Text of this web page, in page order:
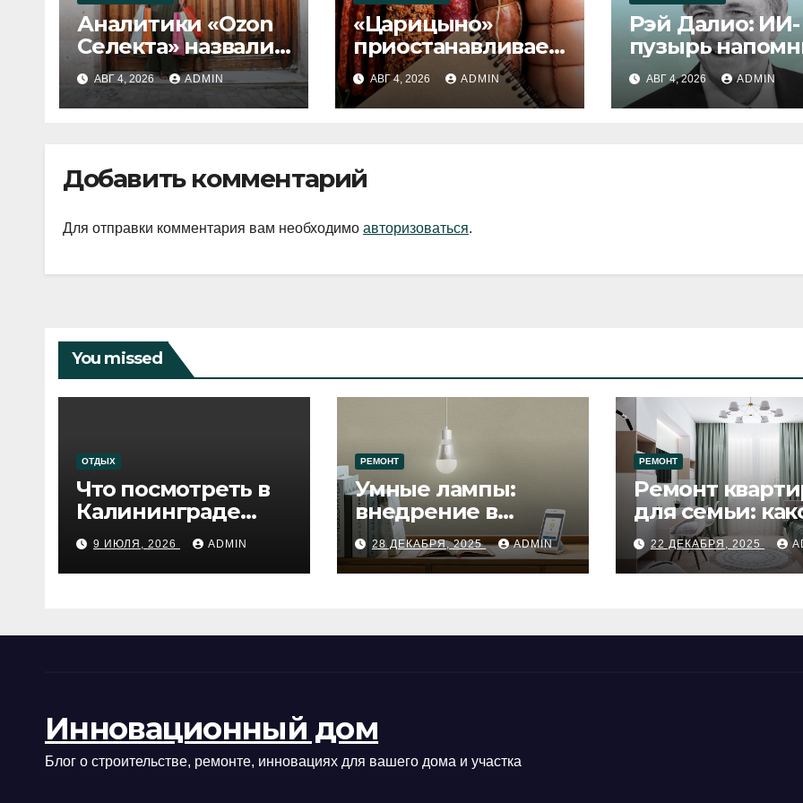
Аналитики «Ozon
Селекта» назвали
fashion-тренды
2026 года
АВГ 4, 2026 ADMIN
«Царицыно»
приостанавливает
выпуск продукции
АВГ 4, 2026 ADMIN
Рэй Далио: ИИ-
пузырь
1929 и 2000
АВГ 4, 2026 ADMIN
Добавить комментарий
Для отправки комментария вам необходимо авторизоваться.
You missed
ОТДЫХ
Что посмотреть в
Калининграде
сегодня:
путеводитель по
самому западному
9 ИЮЛЯ, 2026 ADMIN
РЕМОНТ
Умные лампы:
внедрение в
процесс ремонта
28 ДЕКАБРЯ, 2025 ADMIN
РЕМОНТ
Ремонт
для семьи:
будет удобен
22 ДЕКАБРЯ, 2025
Инновационный дом
Блог о строительстве, ремонте, инновациях для вашего дома и участка